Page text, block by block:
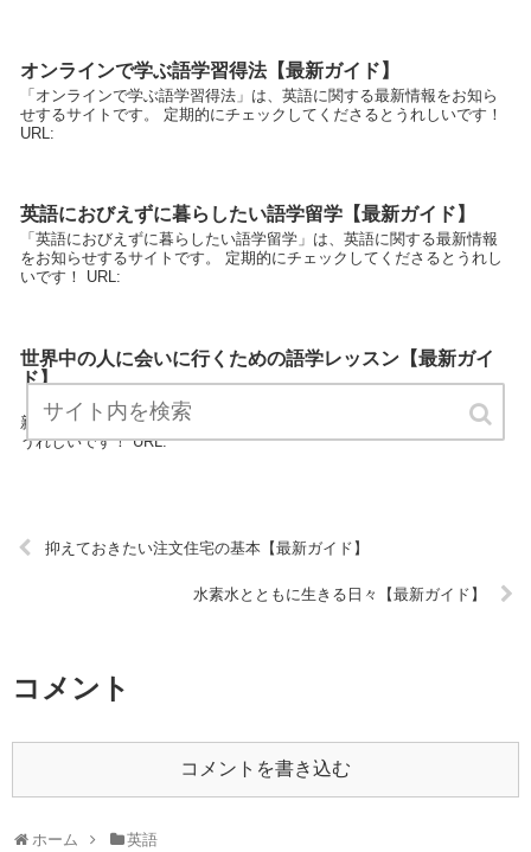
オンラインで学ぶ語学習得法【最新ガイド】
「オンラインで学ぶ語学習得法」は、英語に関する最新情報をお知ら
せするサイトです。 定期的にチェックしてくださるとうれしいです！
URL:
英語におびえずに暮らしたい語学留学【最新ガイド】
「英語におびえずに暮らしたい語学留学」は、英語に関する最新情報
をお知らせするサイトです。 定期的にチェックしてくださるとうれし
いです！ URL:
世界中の人に会いに行くための語学レッスン【最新ガイ
ド】
「世界中の人に会いに行くための語学レッスン」は、英語に関する最
新情報をお知らせするサイトです。 定期的にチェックしてくださると
うれしいです！ URL:
抑えておきたい注文住宅の基本【最新ガイド】
水素水とともに生きる日々【最新ガイド】
コメント
コメントを書き込む
ホーム 英語